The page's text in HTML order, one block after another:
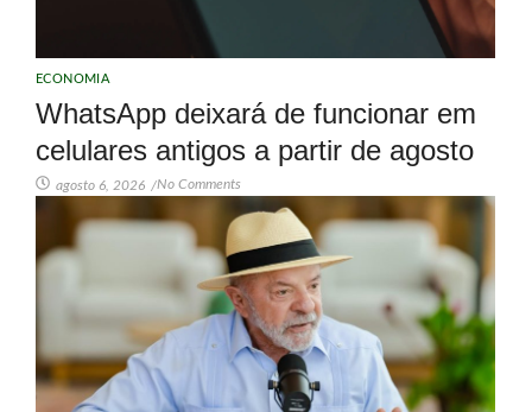
ECONOMIA
WhatsApp deixará de funcionar em
celulares antigos a partir de agosto
agosto 6, 2026 /No Comments